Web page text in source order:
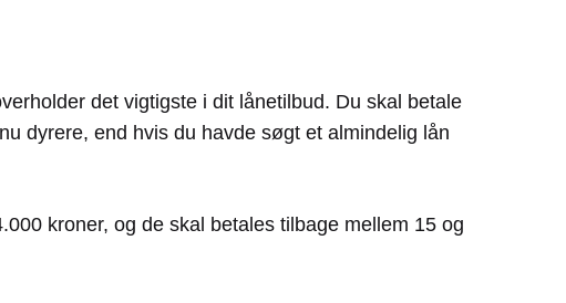
det vigtigste i dit lånetilbud. Du skal betale
dyrere, end hvis du havde søgt et almindelig lån
kroner, og de skal betales tilbage mellem 15 og